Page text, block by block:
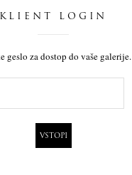
KLIENT LOGIN
geslo za dostop do vaše galerije.